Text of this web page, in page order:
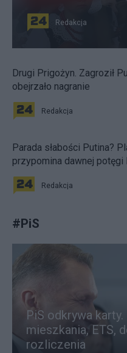
Redakcja
Drugi Prigożyn. Zagroził
obejrzało nagranie
Redakcja
Parada słabości Putina?
przypomina dawnej potęgi
Redakcja
#PiS
PiS odkrywa
mieszkania, ETS,
rozliczenia